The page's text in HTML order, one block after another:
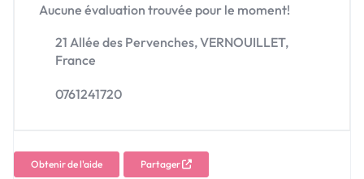
21 Allée des Pervenches,VERNOUILLET,
France
0761241720
Aucune évaluation trouvée pour le moment!
Partager
Obtenir de l'aide